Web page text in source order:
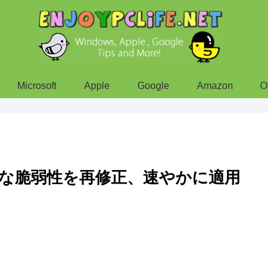
Microsoft Apple Google Amazon
脆弱性を再修正、速やかに適用